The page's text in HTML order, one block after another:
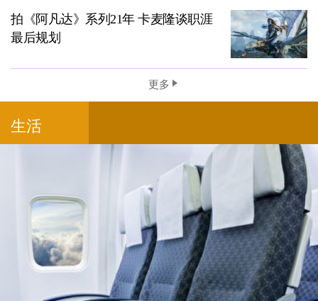
拍《阿凡达》系列21年 卡麦隆谈职涯
最后规划
更多
生活